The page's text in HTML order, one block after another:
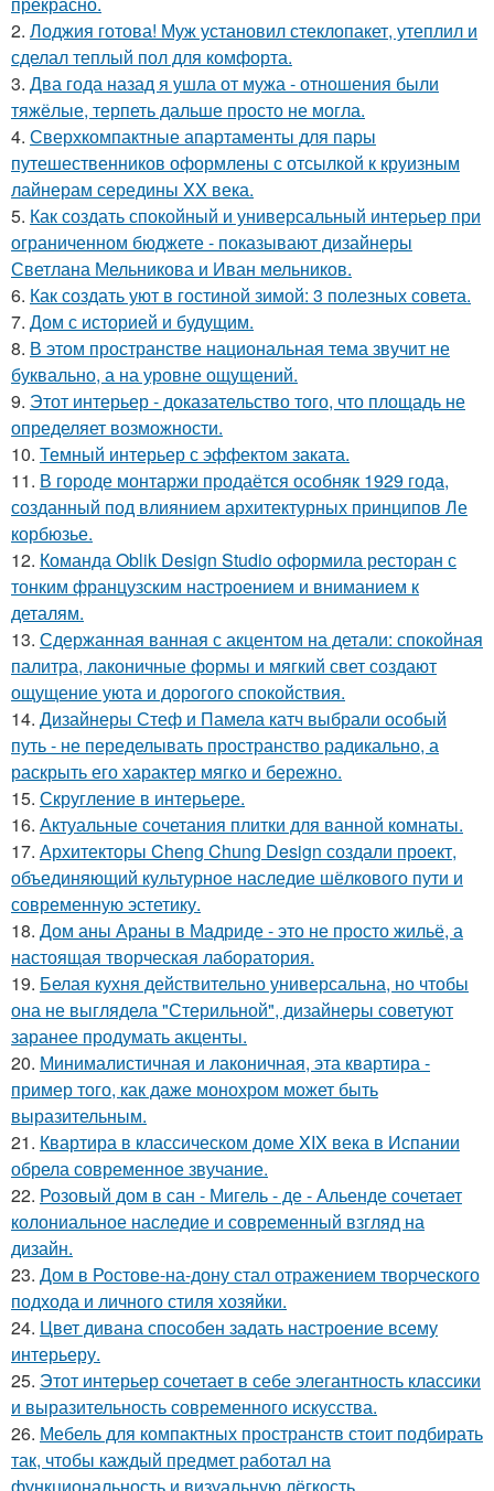
2. Лоджия готова! Муж установил стеклопакет, утеплил и
сделал теплый пол для комфорта.
3. Два года назад я ушла от мужа - отношения были
тяжёлые, терпеть дальше просто не могла.
4. Сверхкомпактные апартаменты для пары
путешественников оформлены с отсылкой к круизным
лайнерам середины XX века.
5. Как создать спокойный и универсальный интерьер при
ограниченном бюджете - показывают дизайнеры
Светлана Мельникова и Иван мельников.
6. Как создать уют в гостиной зимой: 3 полезных совета.
7. Дом с историей и будущим.
8. В этом пространстве национальная тема звучит не
буквально, а на уровне ощущений.
9. Этот интерьер - доказательство того, что площадь не
определяет возможности.
10. Темный интерьер с эффектом заката.
11. В городе монтаржи продаётся особняк 1929 года,
созданный под влиянием архитектурных принципов Ле
корбюзье.
12. Команда Oblik Design Studio оформила ресторан с
тонким французским настроением и вниманием к
деталям.
13. Сдержанная ванная с акцентом на детали: спокойная
палитра, лаконичные формы и мягкий свет создают
ощущение уюта и дорогого спокойствия.
14. Дизайнеры Стеф и Памела катч выбрали особый
путь - не переделывать пространство радикально, а
раскрыть его характер мягко и бережно.
15. Скругление в интерьере.
16. Актуальные сочетания плитки для ванной комнаты.
17. Архитекторы Cheng Chung Design создали проект,
объединяющий культурное наследие шёлкового пути и
современную эстетику.
18. Дом аны Араны в Мадриде - это не просто жильё, а
настоящая творческая лаборатория.
19. Белая кухня действительно универсальна, но чтобы
она не выглядела "Стерильной", дизайнеры советуют
заранее продумать акценты.
20. Минималистичная и лаконичная, эта квартира -
пример того, как даже монохром может быть
выразительным.
21. Квартира в классическом доме XIX века в Испании
обрела современное звучание.
22. Розовый дом в сан - Мигель - де - Альенде сочетает
колониальное наследие и современный взгляд на
дизайн.
23. Дом в Ростове-на-дону стал отражением творческого
подхода и личного стиля хозяйки.
24. Цвет дивана способен задать настроение всему
интерьеру.
25. Этот интерьер сочетает в себе элегантность классики
и выразительность современного искусства.
26. Мебель для компактных пространств стоит подбирать
так, чтобы каждый предмет работал на